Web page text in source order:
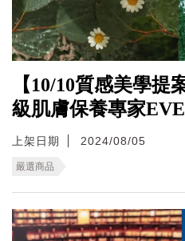
【10/10質感美學提
級肌膚保養專家
上架日期 2024/08/05
嚴選商品